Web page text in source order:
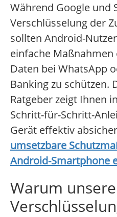
Während Google und
Verschlüsselung der
sollten Android-
einfache
Daten bei WhatsApp
Banking zu schützen.
Ratgeber zeigt Ihnen
Schritt-für-Schritt-
Gerät effektiv
umsetzbare
Android-Smartphone
Warum